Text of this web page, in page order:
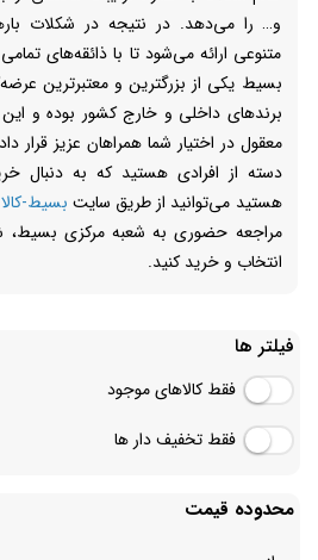
و… را می‌دهد. در نتیجه در شکلات
متنوعی ارائه می‌شود تا با ذائقه‌های
بسیط یکی از بزرگترین و معتبرترین
برندهای داخلی و خارج کشور بوده و
معقول در اختیار شما همراهان عزیز قرار
دسته از افرادی هستید که به دنبال
هستید می‌توانید از طریق سایت بسیط-
مراجعه حضوری به شعبه مرکزی بسیط،
انتخاب و خرید کنید.
فیلتر ها
فقط کالاهای موجود
فقط تخفیف دار ها
محدوده قیمت